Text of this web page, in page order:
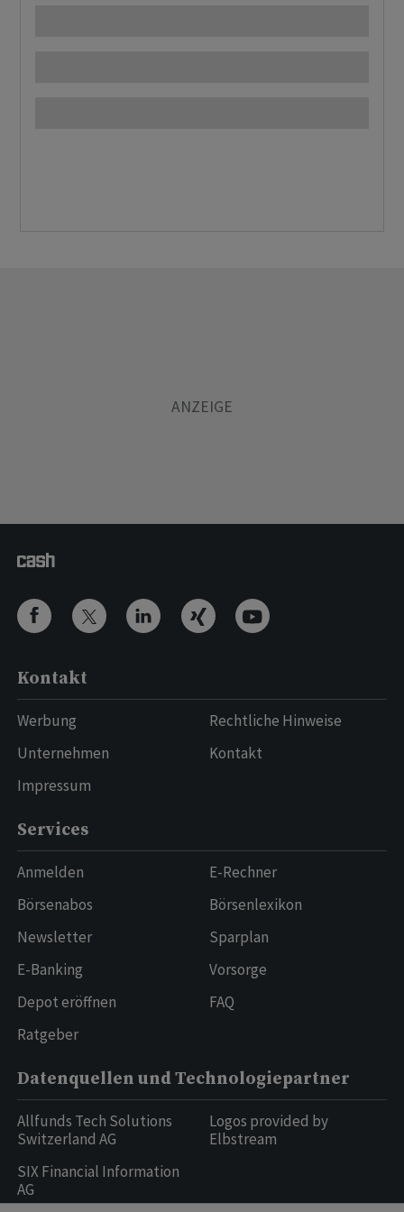
Kontakt
Werbung
Unternehmen
Impressum
Rechtliche Hinweise
Kontakt
Services
Anmelden
Börsenabos
Newsletter
E-Banking
Depot eröffnen
Ratgeber
E-Rechner
Börsenlexikon
Sparplan
Vorsorge
FAQ
Datenquellen und Technologiepartner
Allfunds Tech Solutions
Switzerland AG
SIX Financial Information
AG
Logos provided by
Elbstream